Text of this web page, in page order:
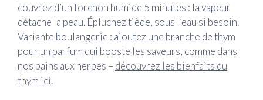
couvrez d’un torchon humide 5 minutes : la vapeur
détache la peau. Épluchez tiède, sous l’eau si besoin.
Variante boulangerie : ajoutez une branche de thym
pour un parfum qui booste les saveurs, comme dans
nos pains aux herbes – découvrez les bienfaits du
thym ici.